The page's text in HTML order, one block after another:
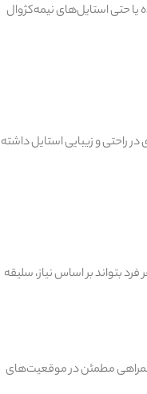
حتی استایل‌های نیمه‌کژوال
راحتی و زیبایی استایل داشته
بتواند بر اساس نیاز، سلیقه
مطمئن در موقعیت‌های